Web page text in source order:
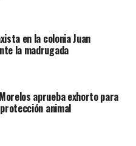
en la colonia Juan
la madrugada
aprueba exhorto para
animal